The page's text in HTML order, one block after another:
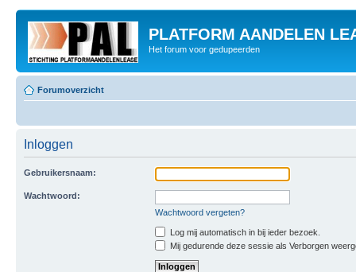
PLATFORM AANDELEN
Het forum voor gedupeerden
Forumoverzicht
Inloggen
Gebruikersnaam:
Wachtwoord:
Wachtwoord vergeten?
Log mij automatisch in bij ieder bezoek.
Mij gedurende deze sessie als Verborgen